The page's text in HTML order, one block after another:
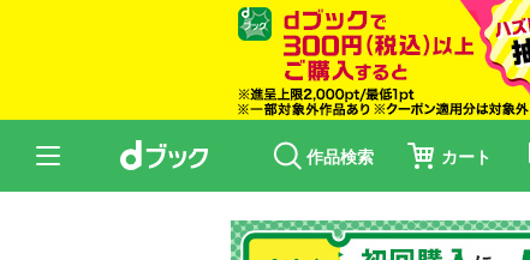
作品検索 カート